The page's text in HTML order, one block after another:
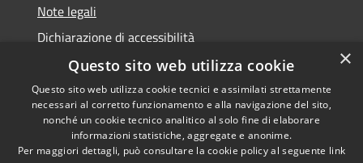
Note legali
Dichiarazione di accessibilità
Accessibilità
Privacy
Copyright © 2026 • Comune di
Recanati • Powered by
Municipium•Accesso
×
Questo sito web utilizza cookie
Questo sito web utilizza cookie tecnici e assimilati strettamente
necessari al corretto funzionamento e alla navigazione del sito,
nonché un cookie tecnico analitico al solo fine di elaborare
informazioni statistiche, aggregate e anonime.
Per maggiori dettagli, può consultare la cookie policy al seguente link